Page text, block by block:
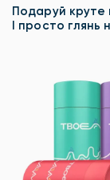
Подаруй круте
І просто глянь